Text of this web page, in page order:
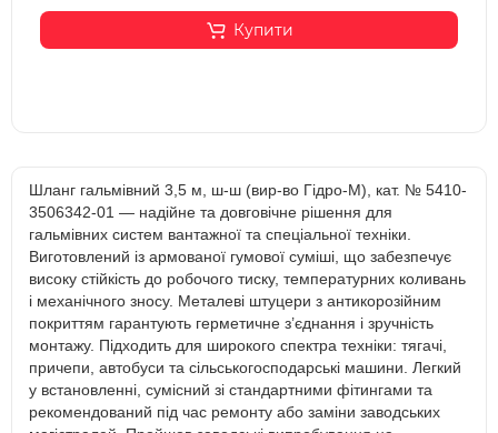
Купити
Шланг гальмівний 3,5 м, ш-ш (вир-во Гідро‑М), кат. № 5410-
3506342-01 — надійне та довговічне рішення для
гальмівних систем вантажної та спеціальної техніки.
Виготовлений із армованої гумової суміші, що забезпечує
високу стійкість до робочого тиску, температурних коливань
і механічного зносу. Металеві штуцери з антикорозійним
покриттям гарантують герметичне з’єднання і зручність
монтажу. Підходить для широкого спектра техніки: тягачі,
причепи, автобуси та сільськогосподарські машини. Легкий
у встановленні, сумісний зі стандартними фітингами та
рекомендований під час ремонту або заміни заводських